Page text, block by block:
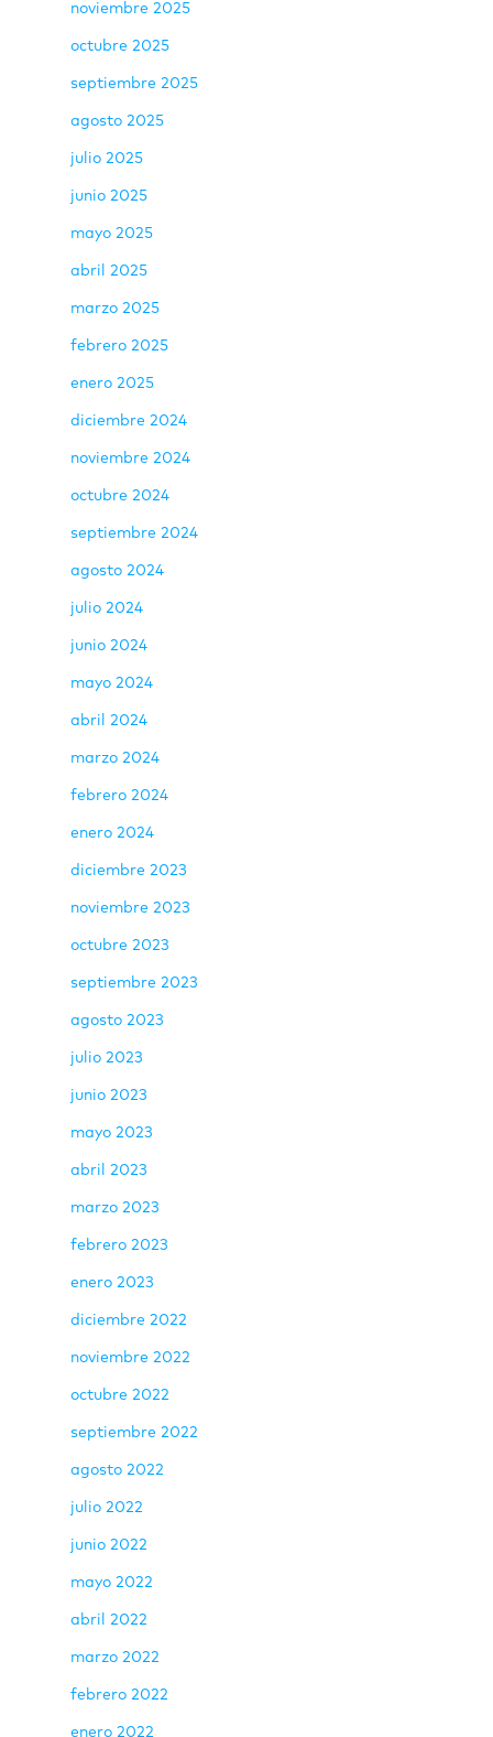
noviembre 2025
octubre 2025
septiembre 2025
agosto 2025
julio 2025
junio 2025
mayo 2025
abril 2025
marzo 2025
febrero 2025
enero 2025
diciembre 2024
noviembre 2024
octubre 2024
septiembre 2024
agosto 2024
julio 2024
junio 2024
mayo 2024
abril 2024
marzo 2024
febrero 2024
enero 2024
diciembre 2023
noviembre 2023
octubre 2023
septiembre 2023
agosto 2023
julio 2023
junio 2023
mayo 2023
abril 2023
marzo 2023
febrero 2023
enero 2023
diciembre 2022
noviembre 2022
octubre 2022
septiembre 2022
agosto 2022
julio 2022
junio 2022
mayo 2022
abril 2022
marzo 2022
febrero 2022
enero 2022